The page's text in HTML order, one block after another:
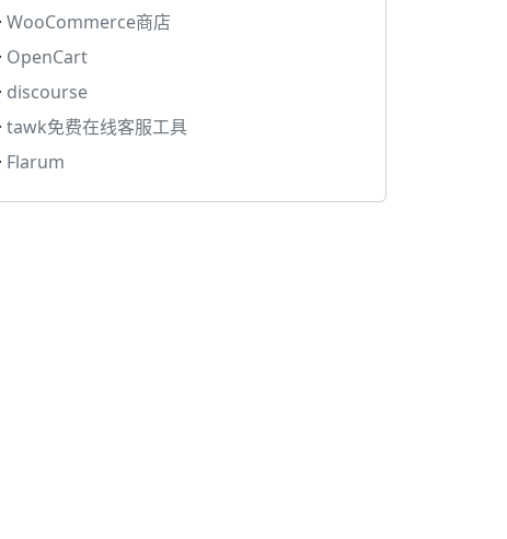
· WooCommerce商店
· OpenCart
· discourse
· tawk免费在线客服工具
· Flarum